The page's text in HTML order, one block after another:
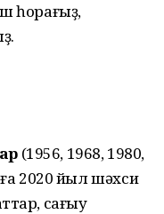
һорағыҙ,
(1956, 1968, 1980,
2020 йыл шәхси
сағыу